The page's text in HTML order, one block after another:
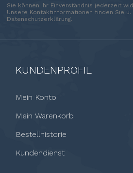
Sie können Ihr Einverständnis jederzeit
Unsere Kontaktinformationen finden Sie u.
Datenschutzerklärung.
KUNDENPROFIL
Mein Konto
Mein Warenkorb
Bestellhistorie
Kundendienst